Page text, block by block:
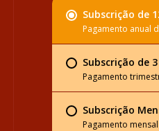
Subscrição de
Pagamento anual
Subscrição de 3
Pagamento
Subscrição
Pagamento